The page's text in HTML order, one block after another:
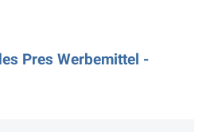
Pres Werbemittel -